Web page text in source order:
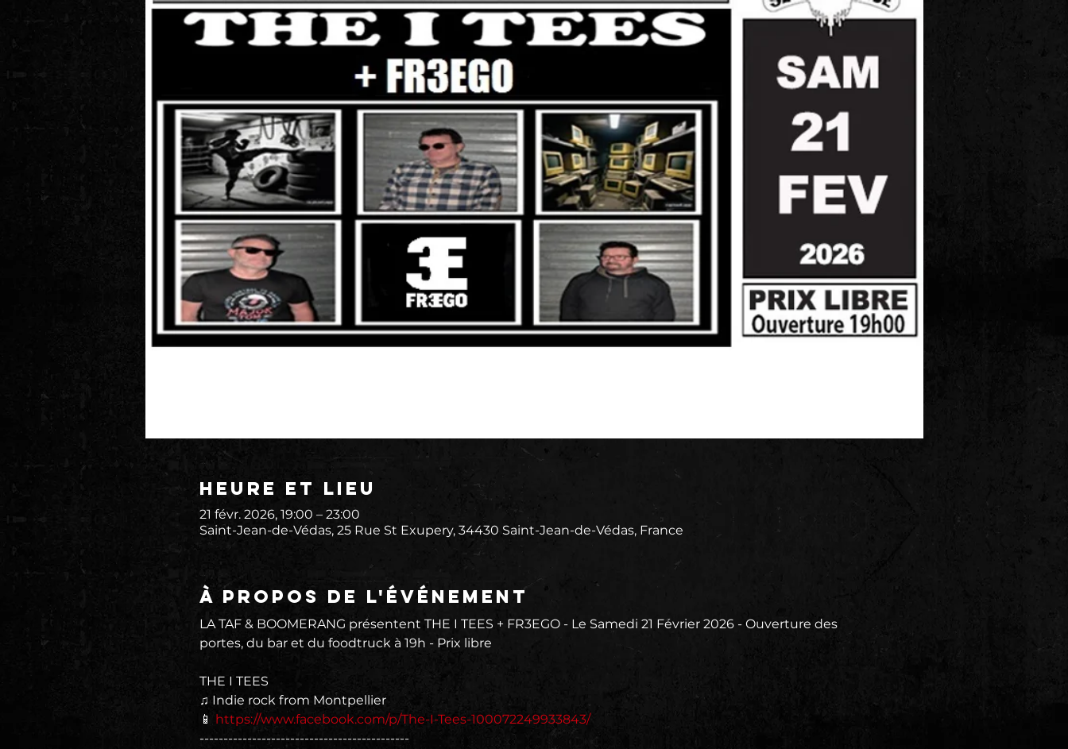
Heure et lieu
21 févr. 2026, 19:00 – 23:00
Saint-Jean-de-Védas, 25 Rue St Exupery, 34430 Saint-Jean-de-Védas, France
À propos de l'événement
LA TAF & BOOMERANG présentent THE I TEES + FR3EGO - Le Samedi 21 Février 2026 - Ouverture des
portes, du bar et du foodtruck à 19h - Prix libre
THE I TEES
♫ Indie rock from Montpellier
📱 https://www.facebook.com/p/The-I-Tees-100072249933843/
--------------------------------------------